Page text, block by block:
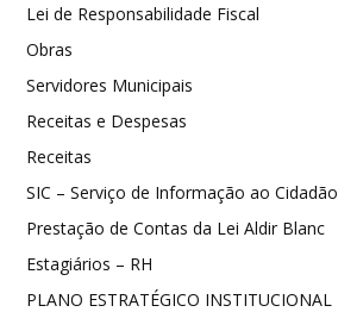
Lei de Responsabilidade Fiscal
Obras
Servidores Municipais
Receitas e Despesas
Receitas
SIC – Serviço de Informação ao Cidadão
Prestação de Contas da Lei Aldir Blanc
Estagiários – RH
PLANO ESTRATÉGICO INSTITUCIONAL